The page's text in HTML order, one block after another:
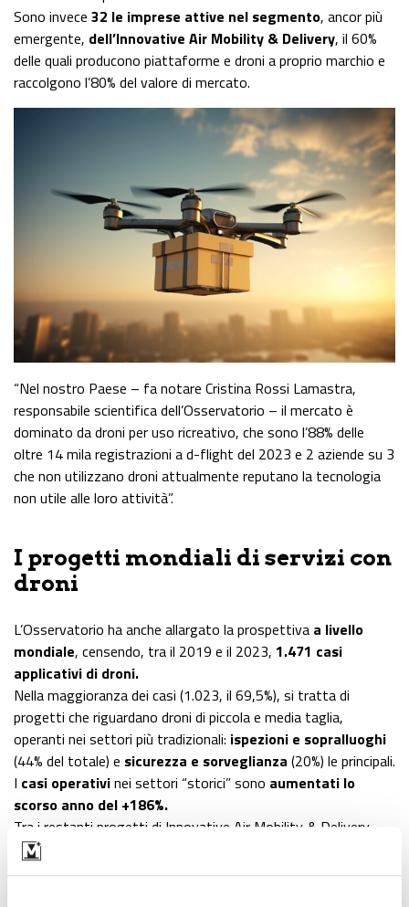
Sono invece 32 le imprese attive nel segmento, ancor più
emergente, dell’Innovative Air Mobility & Delivery, il 60%
delle quali producono piattaforme e droni a proprio marchio e
raccolgono l’80% del valore di mercato.
“Nel nostro Paese – fa notare Cristina Rossi Lamastra,
responsabile scientifica dell’Osservatorio – il mercato è
dominato da droni per uso ricreativo, che sono l’88% delle
oltre 14 mila registrazioni a d-flight del 2023 e 2 aziende su 3
che non utilizzano droni attualmente reputano la tecnologia
non utile alle loro attività”.
I progetti mondiali di servizi con
droni
L’Osservatorio ha anche allargato la prospettiva a livello
mondiale, censendo, tra il 2019 e il 2023, 1.471 casi
applicativi di droni.
Nella maggioranza dei casi (1.023, il 69,5%), si tratta di
progetti che riguardano droni di piccola e media taglia,
operanti nei settori più tradizionali: ispezioni e sopralluoghi
(44% del totale) e sicurezza e sorveglianza (20%) le principali.
I casi operativinei settori “storici” sono aumentati lo
scorso anno del +186%.
Tra i restanti progetti di Innovative Air Mobility & Delivery,
che richiedono l’uso di droni più grandi, appena il
il trasporto di personee di questi il72% è ancora in fase di